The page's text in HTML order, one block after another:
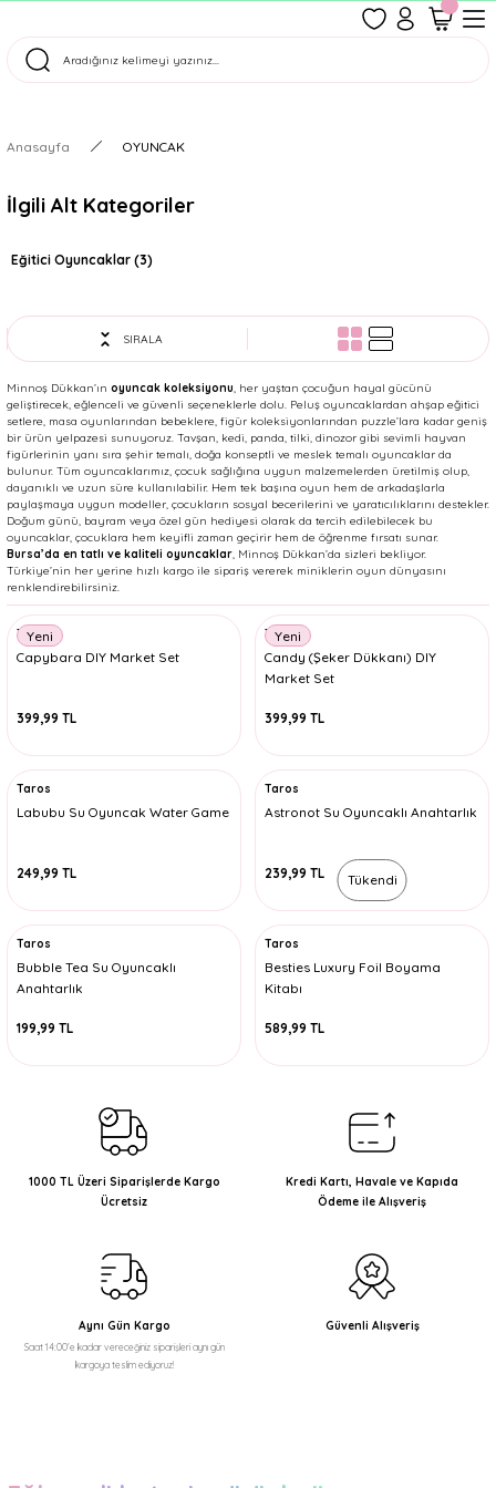
Tüm Siparişler Aynı Gün Kargoda!
Anasayfa OYUNCAK
İlgili Alt Kategoriler
Eğitici Oyuncaklar (3)
SIRALA
Minnoş Dükkan’ın oyuncak koleksiyonu, her yaştan çocuğun hayal gücünü
geliştirecek, eğlenceli ve güvenli seçeneklerle dolu. Peluş oyuncaklardan ahşap eğitici
setlere, masa oyunlarından bebeklere, figür koleksiyonlarından puzzle’lara kadar geniş
bir ürün yelpazesi sunuyoruz. Tavşan, kedi, panda, tilki, dinozor gibi sevimli hayvan
figürlerinin yanı sıra şehir temalı, doğa konseptli ve meslek temalı oyuncaklar da
bulunur. Tüm oyuncaklarımız, çocuk sağlığına uygun malzemelerden üretilmiş olup,
dayanıklı ve uzun süre kullanılabilir. Hem tek başına oyun hem de arkadaşlarla
paylaşmaya uygun modeller, çocukların sosyal becerilerini ve yaratıcılıklarını destekler.
Doğum günü, bayram veya özel gün hediyesi olarak da tercih edilebilecek bu
oyuncaklar, çocuklara hem keyifli zaman geçirir hem de öğrenme fırsatı sunar.
Bursa’da en tatlı ve kaliteli oyuncaklar, Minnoş Dükkan’da sizleri bekliyor.
Türkiye’nin her yerine hızlı kargo ile sipariş vererek miniklerin oyun dünyasını
renklendirebilirsiniz.
Yeni
Taros
Capybara DIY Market Set
399,99 TL
Yeni
Taros
Candy (Şeker Dükkanı) DIY
Market Set
399,99 TL
Taros
Labubu Su Oyuncak Water Game
249,99 TL
Taros
Astronot Su Oyuncaklı Anahtarlık
239,99 TL
Taros
Bubble Tea Su Oyuncaklı
Anahtarlık
199,99 TL
Tükendi
Taros
Besties Luxury Foil Boyama
Kitabı
589,99 TL
1000 TL Üzeri Siparişlerde Kargo
Ücretsiz
Kredi Kartı, Havale ve Kapıda
Ödeme ile Alışveriş
Aynı Gün Kargo
Saat 14:00'e kadar vereceğiniz siparişleri aynı gün
kargoya teslim ediyoruz!
Güvenli Alışveriş